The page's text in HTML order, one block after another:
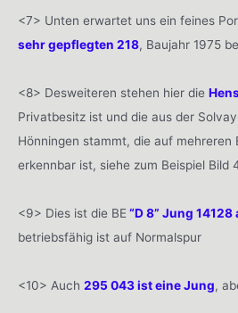
<7> Unten erwartet uns ein feines
sehr gepflegten 218, Baujahr 1975
<8> Desweiteren stehen hier die
Privatbesitz ist und die aus der
Hönningen stammt, die auf mehreren
erkennbar ist, siehe zum Beispiel Bild
<9> Dies ist die BE“D 8” Jung 14128
betriebsfähig ist auf Normalspur
<10> Auch 295 043 ist eine Jung,